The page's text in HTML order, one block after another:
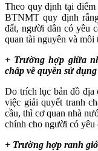
Theo quy định tại
BTNMT quy định
đất, người dân có yêu
quan tài nguyên và
+ Trường hợp giữa
chấp về quyền sử
Do trích lục bản đồ địa
việc giải quyết tranh
cầu, thì cơ quan nhà
chính cho người có yêu
+ Trường hợp ranh